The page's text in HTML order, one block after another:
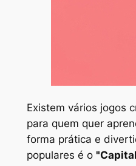
Existem vários jogos
para quem quer
forma prática e
populares é o